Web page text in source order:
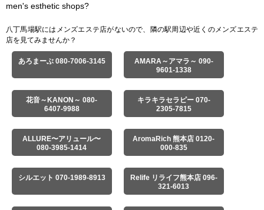
men's esthetic shops?
八丁馬場駅にはメンズエステ店がないので、隣の駅周辺や近くのメンズエステ
店を見てみませんか？
あろまーぶ 080-7006-3145
AMARA～アマラ～ 090-
9601-1338
花音～KANON～ 080-
6407-9988
キラキラセラピー 070-
2305-7815
ALLURE〜アリュール〜
080-3985-1414
AromaRich 熊本店 0120-
000-835
シルエット 070-1989-8913
Relife リライフ熊本店 096-
321-6013